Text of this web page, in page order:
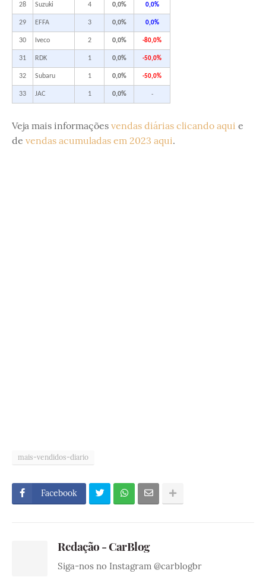
28 Suzuki 4 0,0% 0,0%
29 EFFA 3 0,0% 0,0%
30 Iveco 2 0,0% -80,0%
31 RDK 1 0,0% -50,0%
32 Subaru 1 0,0% -50,0%
33 JAC 1 0,0% -
Veja mais informações vendas diárias clicando aqui e
de vendas acumuladas em 2023 aqui.
mais-vendidos-diario
Facebook
Redação - CarBlog
Siga-nos no Instagram @carblogbr